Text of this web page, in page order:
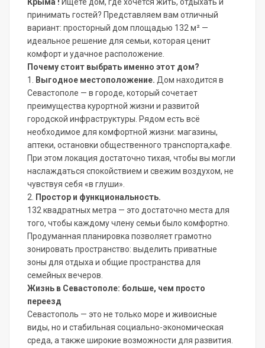
Крыма ! Ищете дом, где хочется жить, отдыхать и
принимать гостей? Представляем вам отличный
вариант: просторный дом площадью 132 м² —
идеальное решение для семьи, которая ценит
комфорт и удачное расположение.
Почему стоит выбрать именно этот дом?
1. Выгодное местоположение. Дом находится в
Севастополе — в городе, который сочетает
преимущества курортной жизни и развитой
городской инфраструктуры. Рядом есть всё
необходимое для комфортной жизни: магазины,
аптеки, остановки общественного транспорта,кафе.
При этом локация достаточно тихая, чтобы вы могли
наслаждаться спокойствием и свежим воздухом, не
чувствуя себя «в глуши».
2. Простор и функциональность.
132 квадратных метра — это достаточно места для
того, чтобы каждому члену семьи было комфортно.
Продуманная планировка позволяет грамотно
зонировать пространство: выделить приватные
зоны для отдыха и общие пространства для
семейных вечеров.
Жизнь в Севастополе: больше, чем просто
переезд
Севастополь — это не только море и живоисные
виды, но и стабильная социально-экономическая
среда, а также широкие возможности для развития.